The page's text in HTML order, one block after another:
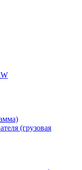
(грузовая